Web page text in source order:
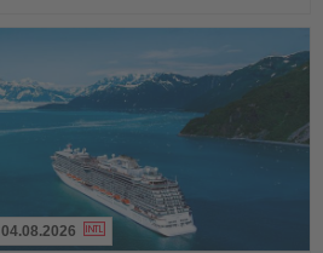
04.08.2026